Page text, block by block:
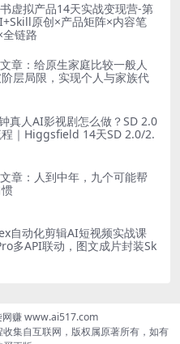
虚拟产品14天实战变现营-第
原创×产品矩阵×内容笔
链路
章：给原生家庭比较一般人
层局限，实现个人与家族代
真人AI影视剧怎么做？SD 2.0
｜Higgsfield 14天SD 2.0/2.
章：人到中年，九个可能帮
自动化剪辑AI短视频实战课
多API联动，图文成片封装Sk
赚 www.ai517.com
集自互联网，版权属原著所有，如有